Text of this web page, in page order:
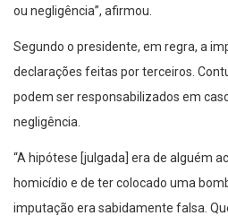
ou negligência”, afirmou.
Segundo o presidente, em regra, a
declarações feitas por terceiros.
podem ser responsabilizados em
negligência.
“A hipótese [julgada] era de alguém
homicídio e de ter colocado uma
imputação era sabidamente falsa.